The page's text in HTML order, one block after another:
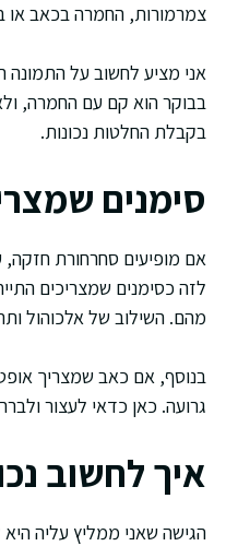
צמרמורות, החמרה בכאב או
אני מציע לחשוב על התמונה
בבוקר הוא קם עם החמרה,
בקבלת החלטות נכונות.
סימנים
אם מופיעים סחרחורת חזקה,
לזה כסימנים שמצריכים
מהם. השילוב של אלכוהול
בנוסף, אם כאב שמצריך
גרועה. כאן כדאי לעצור
איך לחשוב
הגישה שאני ממליץ עליה